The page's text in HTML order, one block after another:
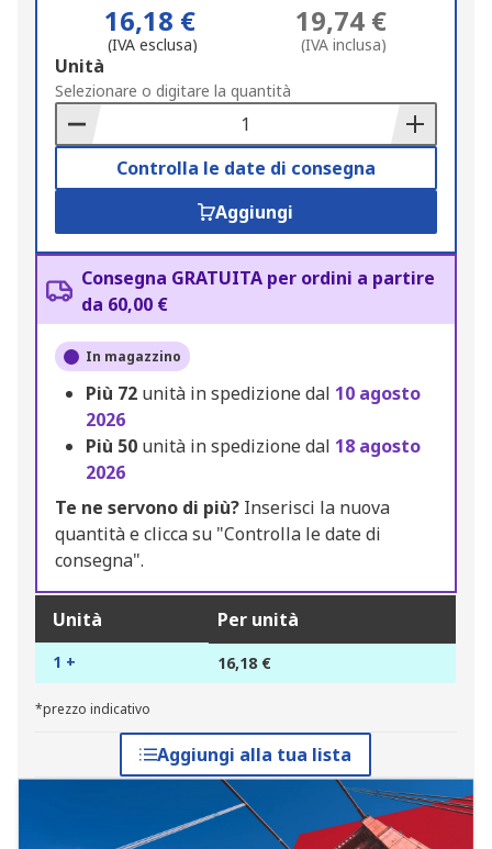
16,18 €
(IVA esclusa)
19,74 €
(IVA inclusa)
Add
to
Basket
Unità
Selezionare o digitare la quantità
Controlla le date di consegna
Aggiungi
Consegna GRATUITA per ordini a partire
da 60,00 €
In magazzino
Più 72 unità in spedizione dal 10 agosto
2026
Più 50 unità in spedizione dal 18 agosto
2026
Te ne servono di più? Inserisci la nuova
quantità e clicca su "Controlla le date di
consegna".
Unità Per unità
1 + 16,18 €
*prezzo indicativo
Aggiungi alla tua lista